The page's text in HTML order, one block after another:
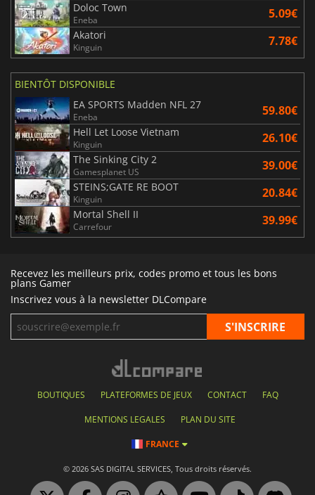
Doloc Town
Eneba 5.09€
Akatori
Kinguin 7.78€
BIENTÔT DISPONIBLE
EA SPORTS Madden NFL 27
Eneba 59.80€
Hell Let Loose Vietnam
Kinguin 26.10€
The Sinking City 2
Gamesplanet US 39.00€
STEINS;GATE RE BOOT
Kinguin 20.84€
Mortal Shell II
Carrefour 39.99€
Recevez les meilleurs prix, codes promo et tous les bons
plans Gamer
Inscrivez vous à la newsletter DLCompare
BOUTIQUES PLATEFORMES DE JEUX CONTACT FAQ
MENTIONS LEGALES PLAN DU SITE
FRANCE
© 2026 SAS DIGITAL SERVICES, Tous droits réservés.